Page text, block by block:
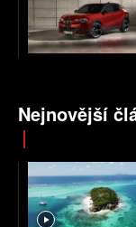
Nejnovější